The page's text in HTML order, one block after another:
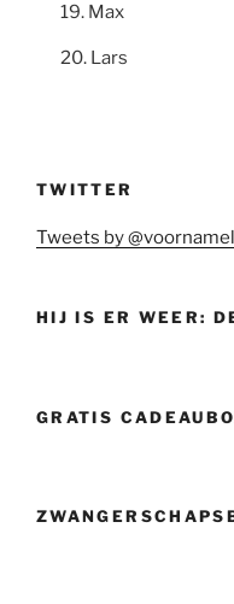
Max
Lars
TWITTER
Tweets by
HIJ IS ER WEER:
GRATIS